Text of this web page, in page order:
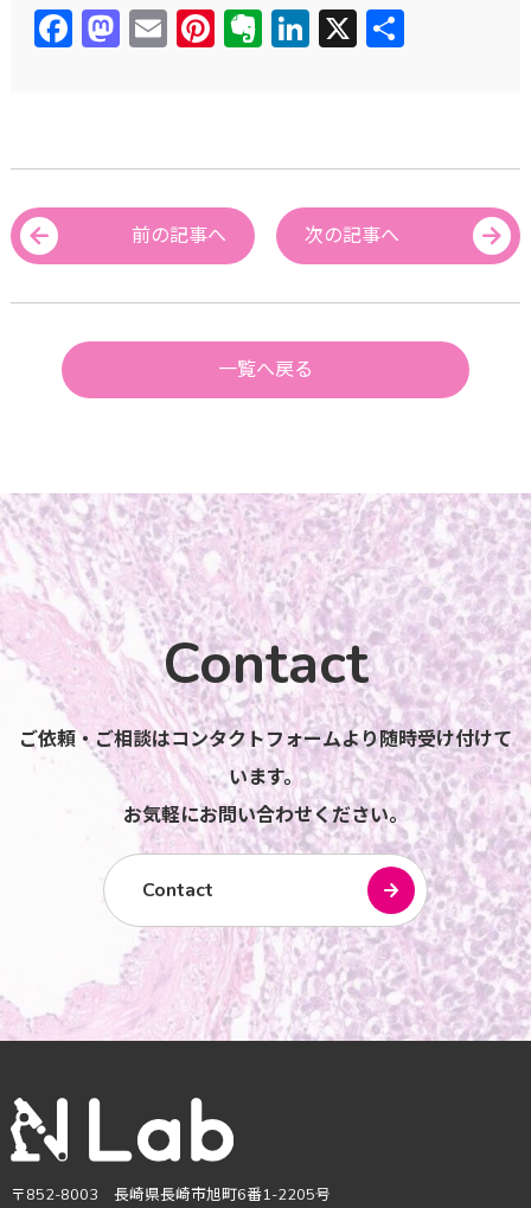
Facebook
Mastodon
EmailPinterest
Evernote
LinkedIn
X 共
前の記事へ 次の記事へ
一覧へ戻る
Contact
ご依頼・ご相談はコンタクトフォームより随時受け付けて
います。
お気軽にお問い合わせください。
Contact
〒852-8003 長崎県長崎市旭町6番1-2205号